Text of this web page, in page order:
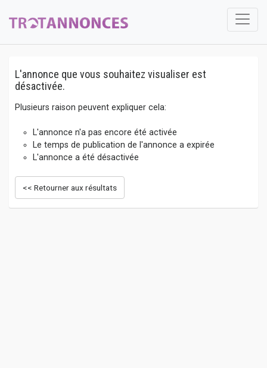
L'annonce que vous souhaitez visualiser est
désactivée.
Plusieurs raison peuvent expliquer cela:
L'annonce n'a pas encore été activée
Le temps de publication de l'annonce a expirée
L'annonce a été désactivée
<< Retourner aux résultats